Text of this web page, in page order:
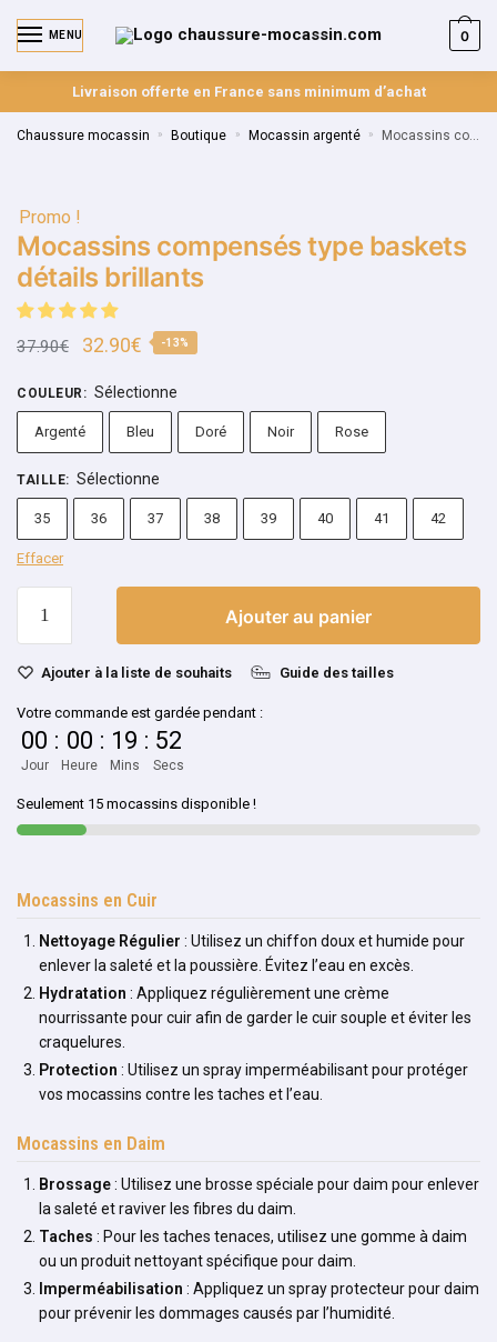
MENU 0
Livraison offerte en France sans minimum d’achat
Chaussure mocassin » Boutique » Mocassin argenté » Mocassins compensés type baskets détails brillants
Promo !
Mocassins compensés type baskets
détails brillants
37.90€ 32.90€ -13%
COULEUR : Sélectionne
Argenté Bleu Doré Noir Rose
TAILLE: Sélectionne
35 36 37 38 39 40 41 42
Effacer
Ajouter au panier
Ajouter à la liste de souhaits Guide des tailles
Votre commande est gardée pendant :
00
Jour
: 00
Heure
: 19
Mins
: 52
Secs
Seulement 15 mocassins disponible !
Mocassins en Cuir
Nettoyage Régulier : Utilisez un chiffon doux et humide pour
enlever la saleté et la poussière. Évitez l’eau en excès.
Hydratation : Appliquez régulièrement une crème
nourrissante pour cuir afin de garder le cuir souple et éviter les
craquelures.
Protection : Utilisez un spray imperméabilisant pour protéger
vos mocassins contre les taches et l’eau.
Mocassins en Daim
Brossage: Utilisez une brosse spéciale pour daim pour enlever
la saleté et raviver les fibres du daim.
Taches : Pour les taches tenaces, utilisez une gomme à daim
ou un produit nettoyant spécifique pour daim.
Imperméabilisation : Appliquez un spray protecteur pour daim
pour prévenir les dommages causés par l’humidité.